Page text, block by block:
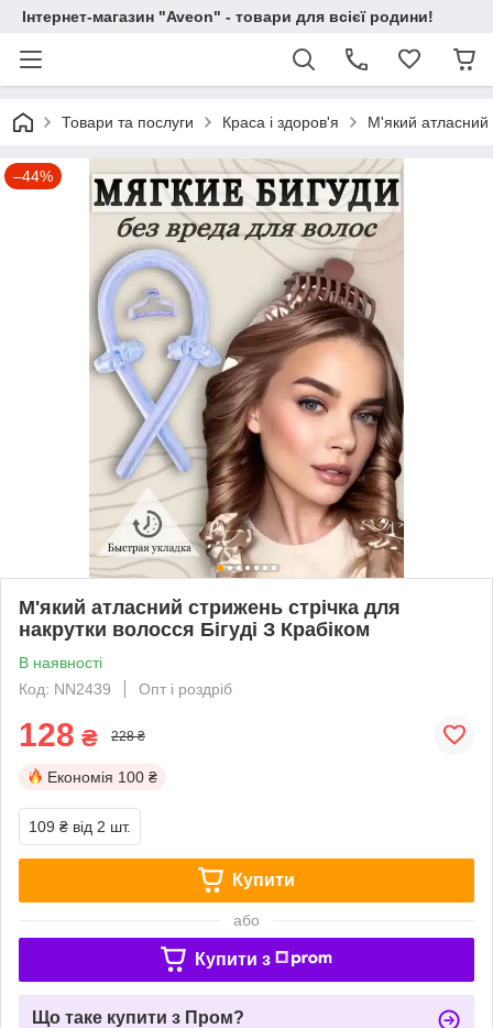
Інтернет-магазин "Aveon" - товари для всієї родини!
Товари та послуги Краса і здоров'я М'який атласний
–44%
М'який атласний стрижень стрічка для
накрутки волосся Бігуді З Крабіком
В наявності
Код: NN2439
Опт і роздріб
128 ₴ 228 ₴
Економія 100 ₴
109 ₴ від 2 шт.
Купити
або
Купити з
Що таке купити з Пром?